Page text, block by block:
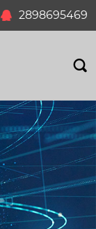
 2898695469
